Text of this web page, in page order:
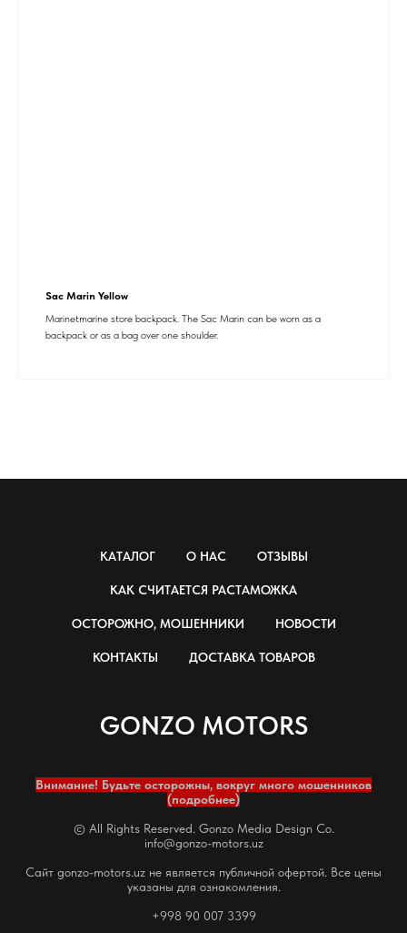
Sac Marin Yellow
Marinetmarine store backpack. The Sac Marin can be worn as a
backpack or as a bag over one shoulder.
КАТАЛОГ О НАС ОТЗЫВЫ
КАК СЧИТАЕТСЯ РАСТАМОЖКА
ОСТОРОЖНО, МОШЕННИКИ НОВОСТИ
КОНТАКТЫ ДОСТАВКА ТОВАРОВ
GONZO MOTORS
Внимание! Будьте осторожны, вокруг много мошенников
(подробнее)
© All Rights Reserved. Gonzo Media Design Co.
info@gonzo-motors.uz
Сайт gonzo-motors.uz не является публичной офертой. Все цены
указаны для ознакомления.
+998 90 007 3399